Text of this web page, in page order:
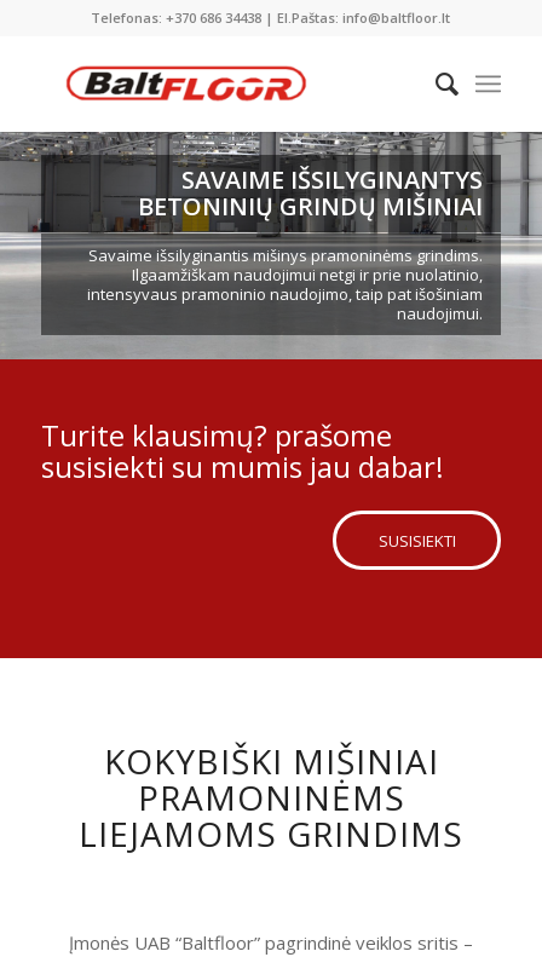
Telefonas: +370 686 34438 | El.Paštas: info@baltfloor.lt
SAVAIME IŠSILYGINANTYS
BETONINIŲ GRINDŲ MIŠINIAI
Savaime išsilyginantis mišinys pramoninėms grindims.
Ilgaamžiškam naudojimui netgi ir prie nuolatinio,
intensyvaus pramoninio naudojimo, taip pat išošiniam
naudojimui.
Turite klausimų? prašome
susisiekti su mumis jau dabar!
SUSISIEKTI
KOKYBIŠKI MIŠINIAI
PRAMONINĖMS
LIEJAMOMS GRINDIMS
Įmonės UAB “Baltfloor” pagrindinė veiklos sritis –